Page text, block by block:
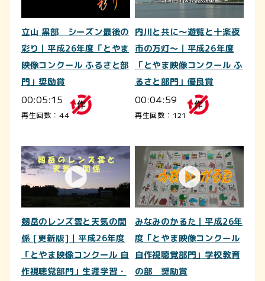
立山 黒部 シーズン最後の
彩り｜平成26年度「とやま
映像コンクール ふるさと部
門」奨励賞
00:05:15
再生回数：44
内川と共に～遊覧と十楽夜
市の万灯～｜平成26年度
「とやま映像コンクール ふ
るさと部門」優良賞
00:04:59
再生回数：121
剱岳のレンズ雲と天気の関
係 [更新版]｜平成26年度
「とやま映像コンクール 自
作視聴覚部門」生涯学習・
みなみのかるた｜平成26年
度「とやま映像コンクール
自作視聴覚部門」学校教育
の部 奨励賞